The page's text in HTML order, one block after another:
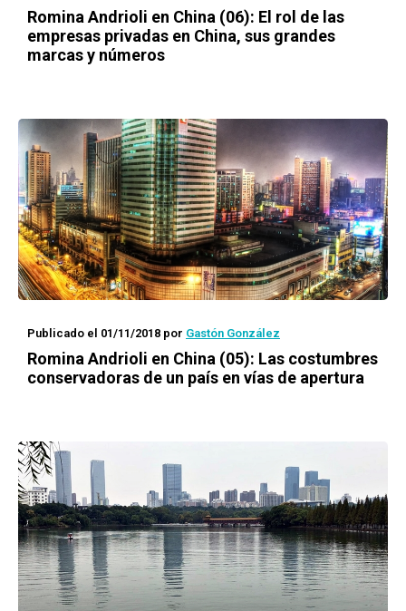
Romina Andrioli en China (06): El rol de las
empresas privadas en China, sus grandes
marcas y números
Publicado el 01/11/2018 por Gastón González
Romina Andrioli en China (05): Las costumbres
conservadoras de un país en vías de apertura